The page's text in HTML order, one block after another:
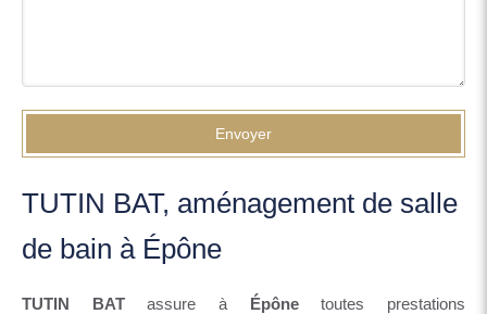
Envoyer
TUTIN BAT, aménagement de salle
de bain à Épône
TUTIN BATassure à Épônetoutes prestations